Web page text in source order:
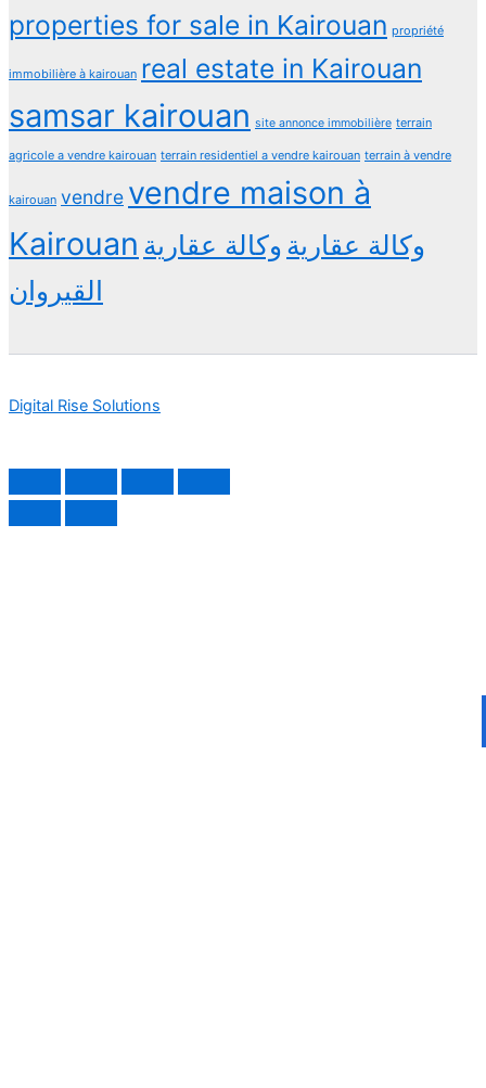
properties for sale in Kairouan propriété
immobilière à kairouan real estate in Kairouan
samsar kairouan site annonce immobilière terrain
agricole a vendre kairouan terrain residentiel a vendre kairouan terrain à vendre
kairouan vendre vendre maison à
Kairouan
وكالة عقارية وكالة عقارية
القيروان
Digital Rise Solutions